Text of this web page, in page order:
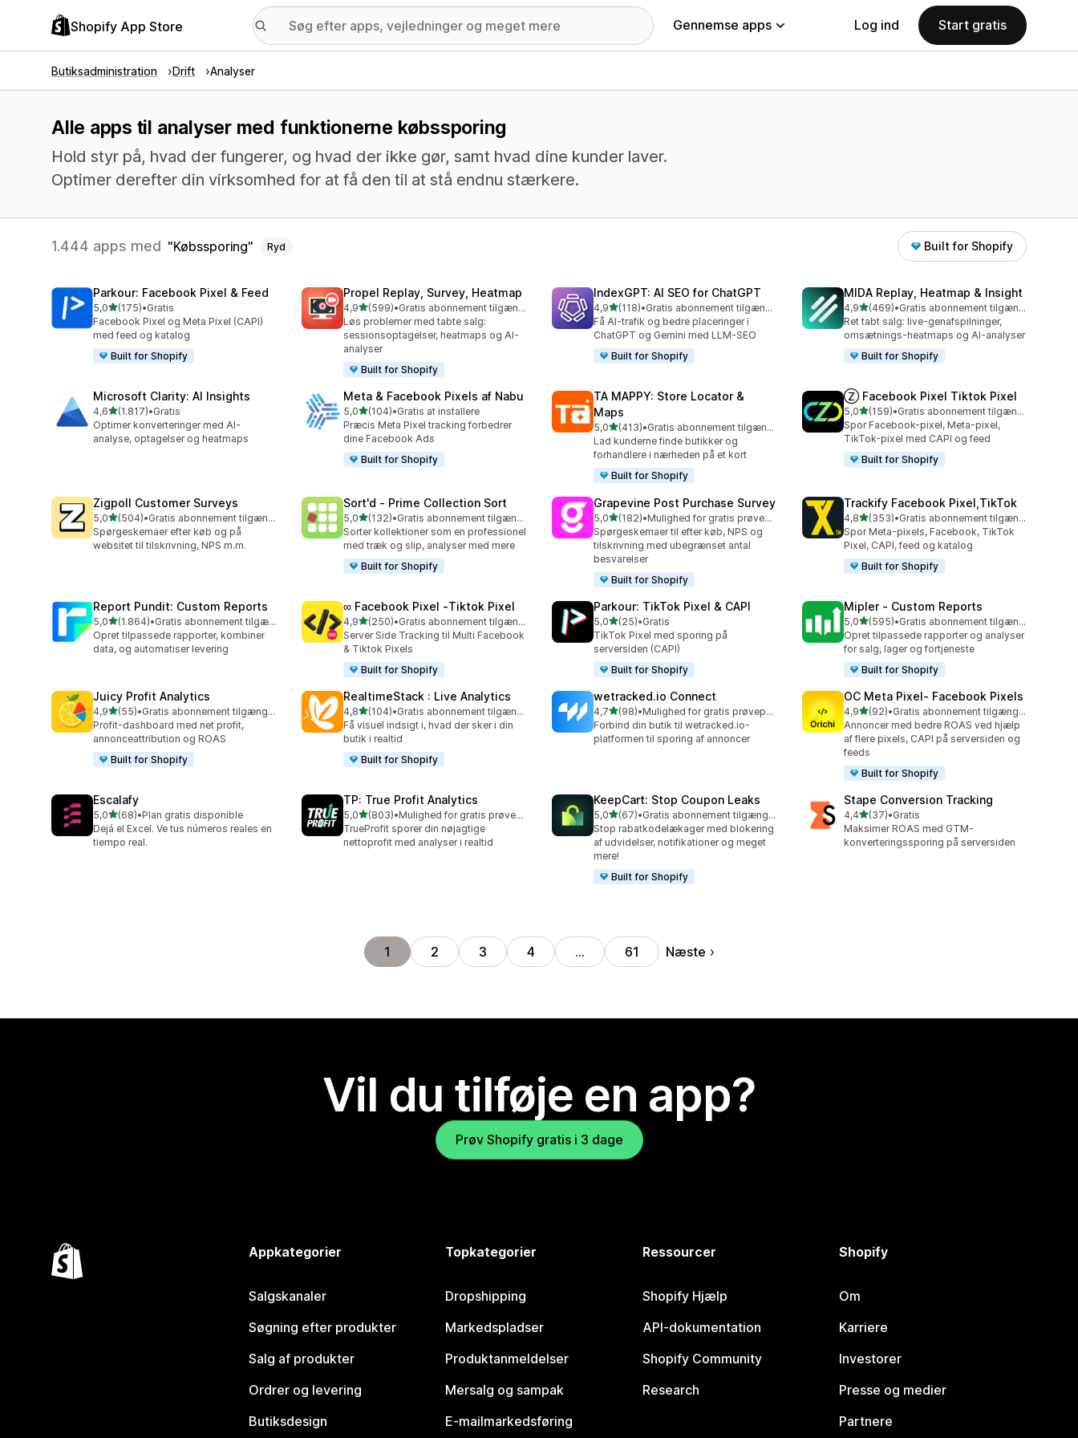
Shopify App Store Gennemse apps Log ind Start gratis
Butiksadministration Drift Analyser
Alle apps til analyser med funktionerne købssporing
Hold styr på, hvad der fungerer, og hvad der ikke gør, samt hvad dine kunder laver.
Optimer derefter din virksomhed for at få den til at stå endnu stærkere.
1.444 apps med Købssporing Ryd Built for Shopify
Parkour: Facebook Pixel & Feed
5,0ud af 5 stjerner
(175)
175 anmeldelser i alt
•Gratis
Facebook Pixel og Meta Pixel (CAPI)
med feed og katalog
Built for Shopify
Propel Replay, Survey, Heatmap
4,9ud af 5 stjerner
(599)
599 anmeldelser i alt
•
Gratis abonnement tilgængeligt
Løs problemer med tabte salg:
sessionsoptagelser, heatmaps og AI-
analyser
Built for Shopify
IndexGPT: AI SEO for ChatGPT
4,9ud af 5 stjerner
(118)
118 anmeldelser i alt
•
Gratis abonnement tilgængeligt
Få AI-trafik og bedre placeringer i
ChatGPT og Gemini med LLM-SEO
Built for Shopify
MIDA Replay, Heatmap & Insight
4,9ud af 5 stjerner
(469)
469 anmeldelser i alt
•
Gratis abonnement tilgængeligt
Ret tabt salg: live-genafspilninger,
omsætnings-heatmaps og AI-analyser
Built for Shopify
Microsoft Clarity: AI Insights
4,6ud af 5 stjerner
(1.817)
1817 anmeldelser i alt
•Gratis
Optimer konverteringer med AI-
analyse, optagelser og heatmaps
Meta & Facebook Pixels af Nabu
5,0ud af 5 stjerner
(104)
104 anmeldelser i alt
•Gratis at installere
Præcis Meta Pixel tracking forbedrer
dine Facebook Ads
Built for Shopify
TA MAPPY: Store Locator &
Maps
5,0ud af 5 stjerner
(413)
413 anmeldelser i alt
•
Gratis abonnement tilgængeligt
Lad kunderne finde butikker og
forhandlere i nærheden på et kort
Built for Shopify
Ⓩ Facebook Pixel Tiktok Pixel
5,0ud af 5 stjerner
(159)
159 anmeldelser i alt
•
Gratis abonnement tilgængeligt
Spor Facebook-pixel, Meta-pixel,
TikTok-pixel med CAPI og feed
Built for Shopify
Zigpoll Customer Surveys
5,0ud af 5 stjerner
(504)
504 anmeldelser i alt
•
Gratis abonnement tilgængeligt
Spørgeskemaer efter køb og på
websitet til tilskrivning, NPS m.m.
Sort'd ‑ Prime Collection Sort
5,0ud af 5 stjerner
(132)
132 anmeldelser i alt
•
Gratis abonnement tilgængeligt
Sorter kollektioner som en professionel
med træk og slip, analyser med mere
Built for Shopify
Grapevine Post Purchase Survey
5,0ud af 5 stjerner
(182)
182 anmeldelser i alt
•
Mulighed for gratis prøveperiode
Spørgeskemaer til efter køb, NPS og
tilskrivning med ubegrænset antal
besvarelser
Built for Shopify
Trackify Facebook Pixel,TikTok
4,8ud af 5 stjerner
(353)
353 anmeldelser i alt
•
Gratis abonnement tilgængeligt
Spor Meta-pixels, Facebook, TikTok
Pixel, CAPI, feed og katalog
Built for Shopify
Report Pundit: Custom Reports
5,0ud af 5 stjerner
(1.864)
1864 anmeldelser i alt
•
Gratis abonnement tilgængeligt
Opret tilpassede rapporter, kombiner
data, og automatiser levering
∞ Facebook Pixel ‑Tiktok Pixel
4,9ud af 5 stjerner
(250)
250 anmeldelser i alt
•
Gratis abonnement tilgængeligt
Server Side Tracking til Multi Facebook
& Tiktok Pixels
Built for Shopify
Parkour: TikTok Pixel & CAPI
5,0ud af 5 stjerner
(25)
25 anmeldelser i alt
•Gratis
TikTok Pixel med sporing på
serversiden (CAPI)
Built for Shopify
Mipler ‑ Custom Reports
5,0ud af 5 stjerner
(595)
595 anmeldelser i alt
•
Gratis abonnement tilgængeligt
Opret tilpassede rapporter og analyser
for salg, lager og fortjeneste
Built for Shopify
Juicy Profit Analytics
4,9ud af 5 stjerner
(55)
55 anmeldelser i alt
•
Gratis abonnement tilgængeligt
Profit-dashboard med net profit,
annonceattribution og ROAS
Built for Shopify
RealtimeStack : Live Analytics
4,8ud af 5 stjerner
(104)
104 anmeldelser i alt
•
Gratis abonnement tilgængeligt
Få visuel indsigt i, hvad der sker i din
butik i realtid
Built for Shopify
wetracked.io Connect
4,7ud af 5 stjerner
(98)
98 anmeldelser i alt
•
Mulighed for gratis prøveperiode
Forbind din butik til wetracked.io-
platformen til sporing af annoncer
OC Meta Pixel‑ Facebook Pixels
4,9ud af 5 stjerner
(92)
92 anmeldelser i alt
•
Gratis abonnement tilgængeligt
Annoncer med bedre ROAS ved hjælp
af flere pixels, CAPI på serversiden og
feeds
Built for Shopify
Escalafy
5,0ud af 5 stjerner
(68)
68 anmeldelser i alt
•Plan gratis disponible
Dejá el Excel. Ve tus números reales en
tiempo real.
TP: True Profit Analytics
5,0ud af 5 stjerner
(803)
803 anmeldelser i alt
•
Mulighed for gratis prøveperiode
TrueProfit sporer din nøjagtige
nettoprofit med analyser i realtid
KeepCart: Stop Coupon Leaks
5,0ud af 5 stjerner
(67)
67 anmeldelser i alt
•
Gratis abonnement tilgængeligt
Stop rabatkodelækager med blokering
af udvidelser, notifikationer og meget
mere!
Built for Shopify
Stape Conversion Tracking
4,4ud af 5 stjerner
(37)
37 anmeldelser i alt
•Gratis
Maksimer ROAS med GTM-
konverteringssporing på serversiden
1 2 3 4 … 61 Næste
Vil du tilføje en app?
Prøv Shopify gratis i 3 dage
Appkategorier
Salgskanaler
Søgning efter produkter
Salg af produkter
Ordrer og levering
Butiksdesign
Topkategorier
Dropshipping
Markedspladser
Produktanmeldelser
Mersalg og sampak
E-mailmarkedsføring
Ressourcer
Shopify Hjælp
API-dokumentation
Shopify Community
Research
Shopify
Om
Karriere
Investorer
Presse og medier
Partnere